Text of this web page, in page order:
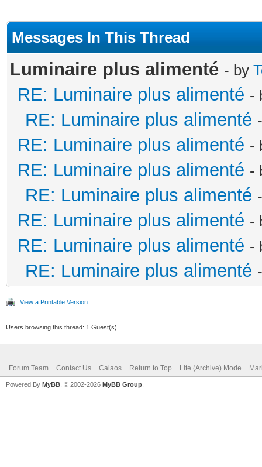
Messages In This Thread
Luminaire plus alimenté - by
RE: Luminaire plus alimenté -
RE: Luminaire plus alimenté
RE: Luminaire plus alimenté -
RE: Luminaire plus alimenté -
RE: Luminaire plus alimenté
RE: Luminaire plus alimenté -
RE: Luminaire plus alimenté -
RE: Luminaire plus alimenté
View a Printable Version
Users browsing this thread: 1 Guest(s)
Forum Team Contact Us Calaos Return to Top Lite (Archive) Mode
Powered By MyBB , © 2002-2026 MyBB Group